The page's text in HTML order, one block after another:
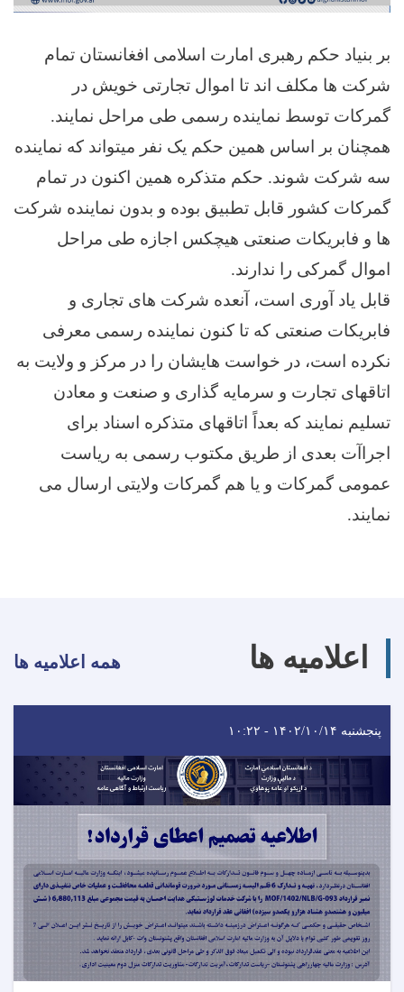
بر بنیاد حکم رهبری امارت اسلامی افغانستان تمام
شرکت ها مکلف اند تا اموال تجارتی خویش در
گمرکات توسط نماینده رسمی طی مراحل نمایند.
همچنان بر اساس همین حکم یک نفر میتواند که نماینده
سه شرکت شوند. حکم متذکره همین اکنون در تمام
گمرکات کشور قابل تطبیق بوده و بدون نماینده شرکت
ها و فابریکات صنعتی هیچکس اجازه طی مراحل
اموال گمرکی را ندارند.
قابل یاد آوری است، آنعده شرکت های تجاری و
فابریکات صنعتی که تا کنون نماینده رسمی معرفی
نکرده است، در خواست هایشان را در مرکز و ولایت به
اتاقهای تجارت و سرمایه گذاری و صنعت و معادن
تسلیم نمایند که بعداً اتاقهای متذکره اسناد برای
اجراآت بعدی از طریق مکتوب رسمی به ریاست
عمومی گمرکات و یا هم گمرکات ولایتی ارسال می
نمایند.
اعلامیه ها همه اعلامیه ها
پنجشنبه ۱۴۰۲/۱۰/۱۴ - ۱۰:۲۲